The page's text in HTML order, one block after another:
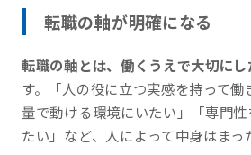
転職の軸が明確になる
転職の軸とは、働くうえで大切に
す。「人の役に立つ実感を持って
量で動ける環境にいたい」「専門
たい」など、人によって中身はまっ